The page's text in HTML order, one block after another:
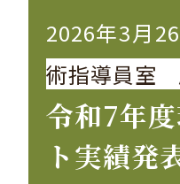
2026年3月
術指導員
令和7年
ト実績発